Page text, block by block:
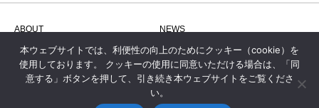
ABOUT NEWS
WORK SERVICE
DATA CONTACT
本ウェブサイトでは、利便性の向上のためにクッキー（cookie）を
使用しております。 クッキーの使用に同意いただける場合は、「同
意する」ボタンを押して、引き続き本ウェブサイトをご覧くださ
い。